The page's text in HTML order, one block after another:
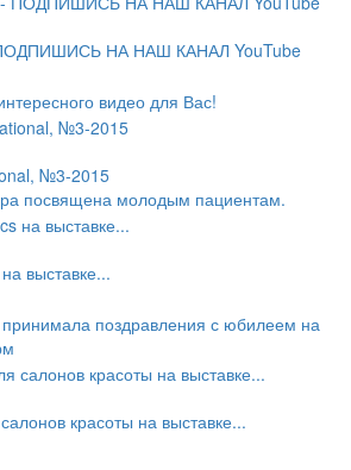
НА НАШ КАНАЛ YouTube
видео для Вас!
№3-2015
посвящена молодым пациентам.
выставке...
поздравления с юбилеем на
красоты на выставке...